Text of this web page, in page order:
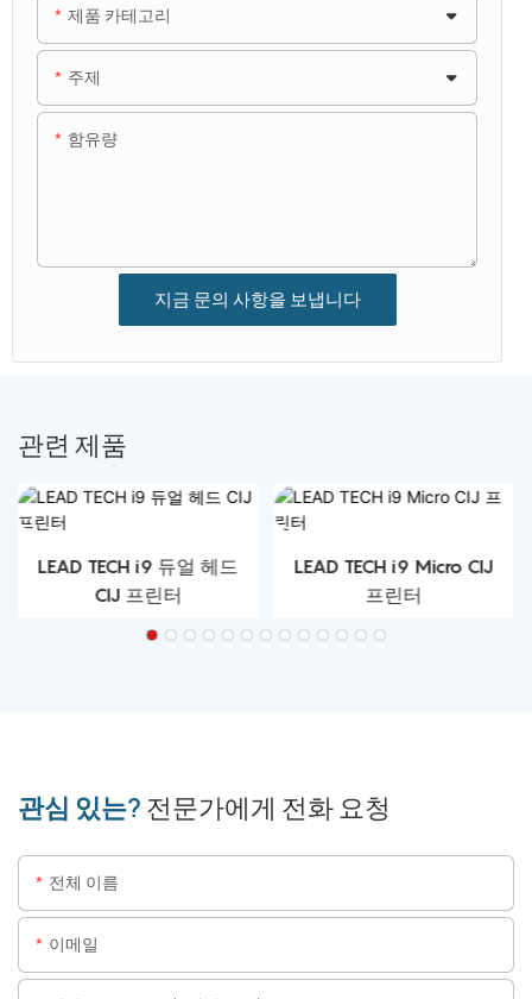
제품 카테고리
주제
함유량
지금 문의 사항을 보냅니다
관련 제품
LEAD TECH i9 듀얼 헤드
CIJ 프린터
LEAD TECH i9 Micro CIJ
프린터
관심 있는? 전문가에게 전화 요청
전체 이름
이메일